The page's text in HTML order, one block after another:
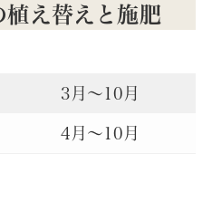
植え替えと施肥
3月～10月
4月～10月